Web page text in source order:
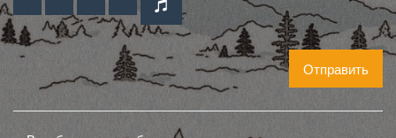
Отправить